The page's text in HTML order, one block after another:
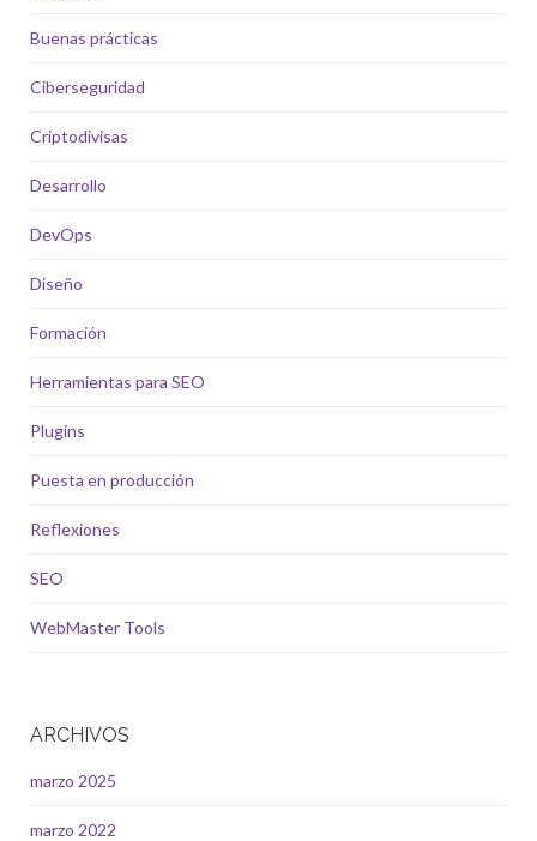
Buenas prácticas
Ciberseguridad
Criptodivisas
Desarrollo
DevOps
Diseño
Formación
Herramientas para SEO
Plugins
Puesta en producción
Reflexiones
SEO
WebMaster Tools
ARCHIVOS
marzo 2025
marzo 2022